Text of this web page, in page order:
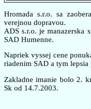
Hromada s.r.o. sa
verejnou dopravou.
ADS s.r.o. je manazerska
SAD Humenne.
Napriek vyssej cene
riadenim SAD a tym
Zakladne imanie bolo 2.
Sk od 14.7.2003.